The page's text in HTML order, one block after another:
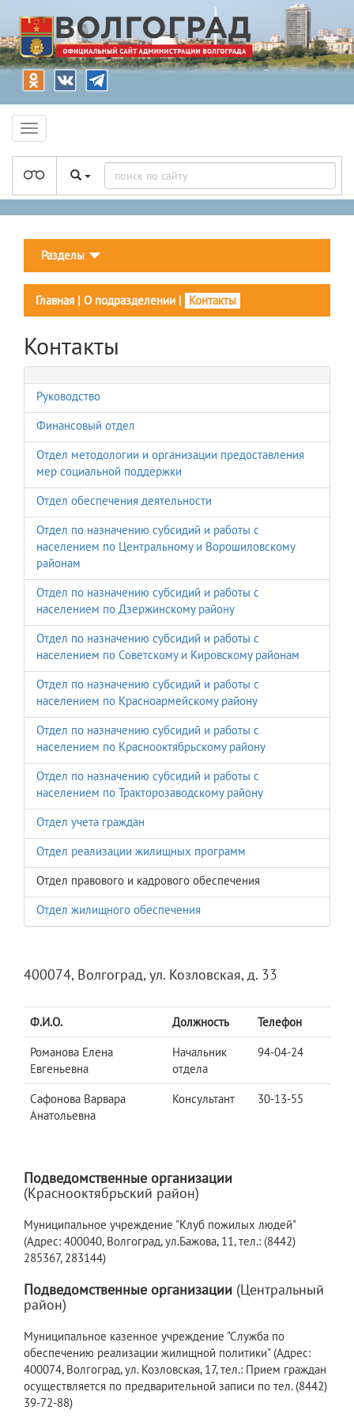
Разделы
Главная | О подразделении | Контакты
Контакты
Руководство
Финансовый отдел
Отдел методологии и организации предоставления
мер социальной поддержки
Отдел обеспечения деятельности
Отдел по назначению субсидий и работы с
населением по Центральному и Ворошиловскому
районам
Отдел по назначению субсидий и работы с
населением по Дзержинскому району
Отдел по назначению субсидий и работы с
населением по Советскому и Кировскому районам
Отдел по назначению субсидий и работы с
населением по Красноармейскому району
Отдел по назначению субсидий и работы с
населением по Краснооктябрьскому району
Отдел по назначению субсидий и работы с
населением по Тракторозаводскому району
Отдел учета граждан
Отдел реализации жилищных программ
Отдел правового и кадрового обеспечения
Отдел жилищного обеспечения
400074, Волгоград, ул. Козловская, д. 33
Ф.И.О. Должность
Телефон
Романова Елена
Евгеньевна
Начальник
отдела
94-04-24
Сафонова Варвара
Анатольевна
Консультант 30-13-55
Подведомственные организации
(Краснооктябрьский район)
Муниципальное учреждение "Клуб пожилых людей"
(Адрес: 400040, Волгоград, ул.Бажова, 11, тел.: (8442)
285367, 283144)
Подведомственные организации (Центральный
район)
Муниципальное казенное учреждение "Служба по
обеспечению реализации жилищной политики" (Адрес:
400074, Волгоград, ул. Козловская, 17, тел.: Прием граждан
осуществляется по предварительной записи по тел. (8442)
39-72-88)